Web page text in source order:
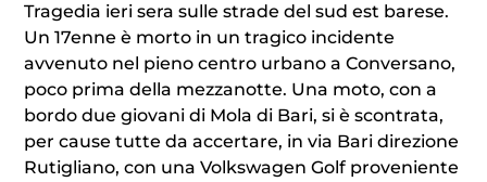
Tragedia ieri sera sulle strade del sud est barese.
Un 17enne è morto in un tragico incidente
avvenuto nel pieno centro urbano a Conversano,
poco prima della mezzanotte. Una moto, con a
bordo due giovani di Mola di Bari, si è scontrata,
per cause tutte da accertare, in via Bari direzione
Rutigliano, con una Volkswagen Golf proveniente